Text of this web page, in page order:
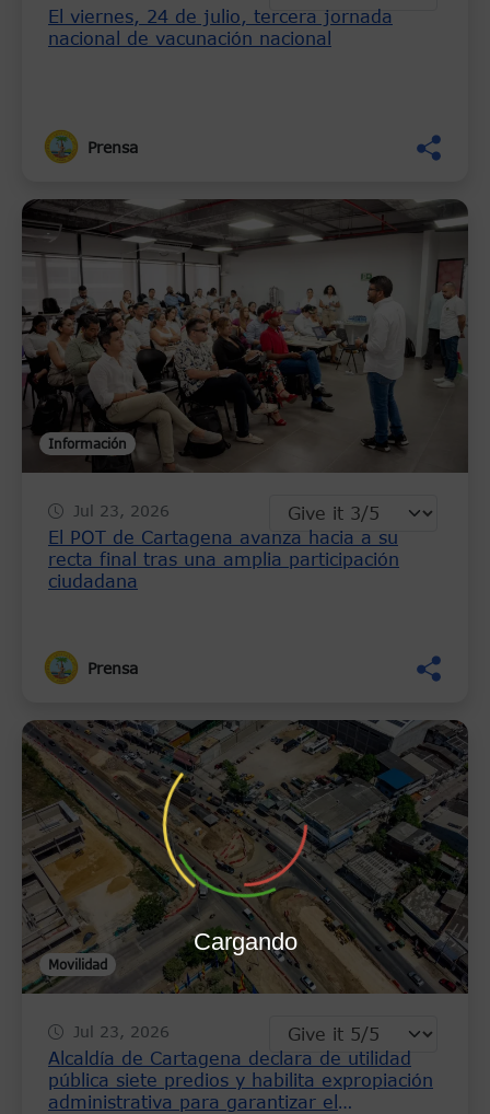
El viernes, 24 de julio, tercera jornada
nacional de vacunación nacional
Prensa
Información
Jul 23, 2026
El POT de Cartagena avanza hacia a su
recta final tras una amplia participación
ciudadana
Prensa
Movilidad
Jul 23, 2026
Alcaldía de Cartagena declara de utilidad
pública siete predios y habilita expropiación
administrativa para garantizar el
Cargando